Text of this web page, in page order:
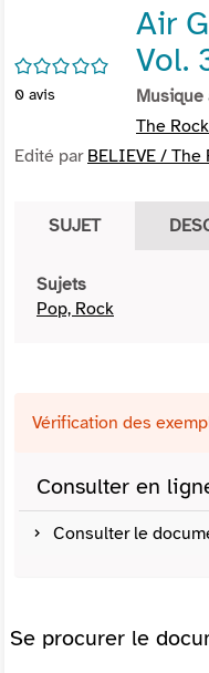
/5
0 avis
Air
Vol.
Musique
The
Edité par BELIEVE / The
SUJET
Sujets
Pop, Rock
Vérification des
Consulter en
Consulter le
Se procurer le